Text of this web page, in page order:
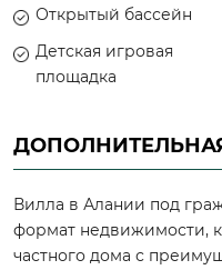
Открытый бассейн
Детская игровая
площадка
Вилла в Алании под
формат недвижимости,
частного дома с